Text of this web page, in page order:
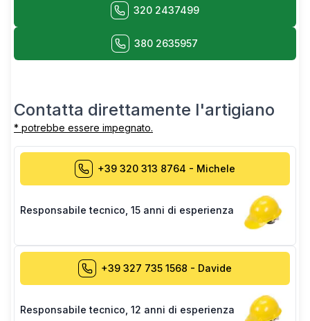
320 2437499
380 2635957
Contatta direttamente l'artigiano
* potrebbe essere impegnato.
+39 320 313 8764 - Michele
Responsabile tecnico 15 anni di esperienza
+39 327 735 1568 - Davide
Responsabile tecnico 12 anni di esperienza